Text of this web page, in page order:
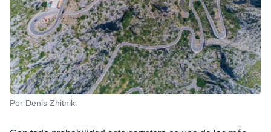
Por Denis Zhitnik